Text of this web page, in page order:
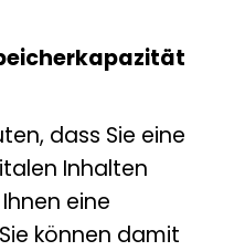
dass Sie eine
Inhalten
eine
können damit